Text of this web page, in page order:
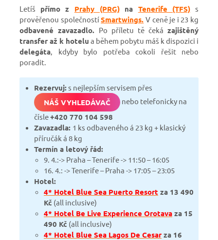
Letíš přímoz Prahy (PRG)na Tenerife (TFS) s
prověřenou společnostíSmartwings. V ceně je i 23 kg
odbavené zavazadlo. Po příletu tě čeká zajištěný
transfer až k hotelu a během pobytu máš k dispozici i
delegáta, kdyby bylo potřeba cokoli řešit nebo
poradit.
Rezervuj:s nejlepším servisem přes
NÁŠ VYHLEDÁVAČ
nebo telefonicky na
čísle+420 770 104 598
Zavazadla: 1 ks odbaveného á 23 kg + klasický
příručák á 8 kg
Termín a letový řád:
9. 4.:-> Praha – Tenerife -> 11:50 – 16:05
16. 4.: -> Tenerife – Praha -> 17:05 – 23:05
Hotel:
4* Hotel Blue Sea Puerto Resort za 13 490
Kč (all inclusive)
4* Hotel Be Live Experience Orotava za 15
490 Kč (all inclusive)
4* Hotel Blue Sea Lagos De Cesar za 16